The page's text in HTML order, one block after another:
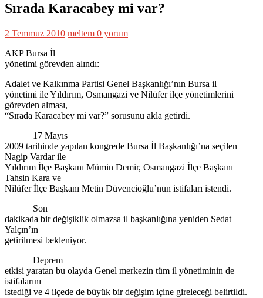
Sırada Karacabey mi var?
2 Temmuz 2010 meltem 0 yorum
AKP Bursa İl
yönetimi görevden alındı:
Adalet ve Kalkınma Partisi Genel Başkanlığı’nın Bursa il
yönetimi ile Yıldırım, Osmangazi ve Nilüfer ilçe yönetimlerini
görevden alması,
“Sırada Karacabey mi var?” sorusunu akla getirdi.
17 Mayıs
2009 tarihinde yapılan kongrede Bursa İl Başkanlığı’na seçilen
Nagip Vardar ile
Yıldırım İlçe Başkanı Mümin Demir, Osmangazi İlçe Başkanı
Tahsin Kara ve
Nilüfer İlçe Başkanı Metin Düvencioğlu’nun istifaları istendi.
Son
dakikada bir değişiklik olmazsa il başkanlığına yeniden Sedat
Yalçın’ın
getirilmesi bekleniyor.
Deprem
etkisi yaratan bu olayda Genel merkezin tüm il yönetiminin de
istifalarını
istediği ve 4 ilçede de büyük bir değişim içine gireleceği belirtildi.